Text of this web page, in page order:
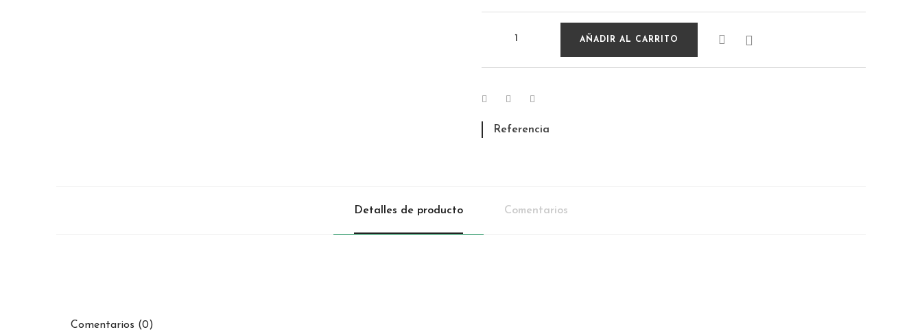
AÑADIR AL CARRITO 
Referencia
Detalles de producto Comentarios
Comentarios (0)